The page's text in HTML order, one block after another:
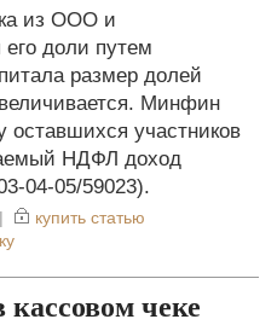
из ООО и
доли путем
размер долей
Минфин
оставшихся участников
НДФЛ доход
04-05/59023).
|
купить статью
чеке